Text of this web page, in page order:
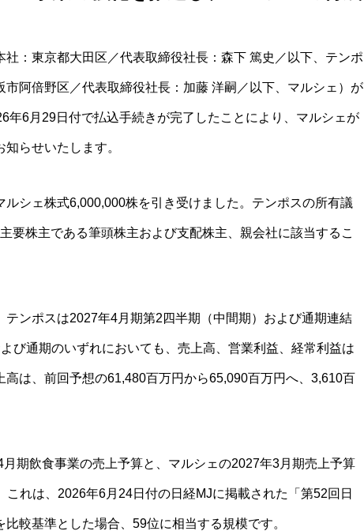
：東京都大田区／代表取締役社長：森下 篤史／以下、テンポ
阿倍野区／代表取締役社長：加藤 洋嗣／以下、マルシェ）が
年6月29日付で払込手続きが完了したことにより、マルシェが
らせいたします。
シェ株式6,000,000株を引き受けました。テンポスの所有議
要株主である筆頭株主および支配株主、親会社に該当するこ
テンポスは2027年4月期第2四半期（中間期）および通期連結
び通期のいずれにおいても、売上高、営業利益、経常利益は
は、前回予想の61,480百万円から65,090百万円へ、3,610百
期飲食事業の売上予算と、マルシェの2027年3月期売上予算
れは、2026年6月24日付の日経MJに掲載された「第52回日
較基準とした場合、59位に相当する規模です。